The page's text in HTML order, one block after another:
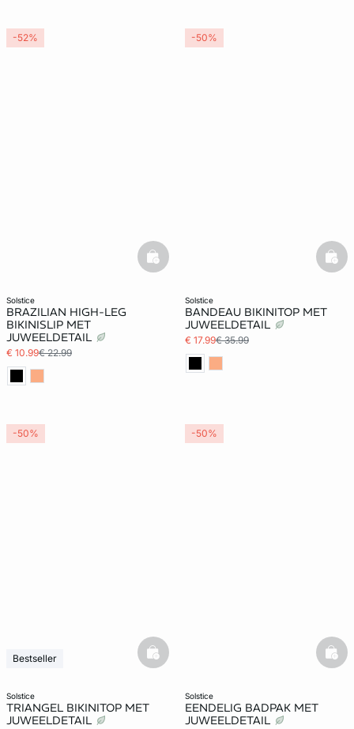
solstice
BRAZILIAN HIGH-LEG
BIKINISLIP MET
JUWEELDETAIL
€ 10.99€ 22.99
basketfull
-52%
solstice
BANDEAU BIKINITOP MET
JUWEELDETAIL
€ 17.99€ 35.99
-50%
solstice
TRIANGEL BIKINITOP MET
JUWEELDETAIL
Bestseller basketfull
-50%
solstice
EENDELIG BADPAK MET
JUWEELDETAIL
-50%